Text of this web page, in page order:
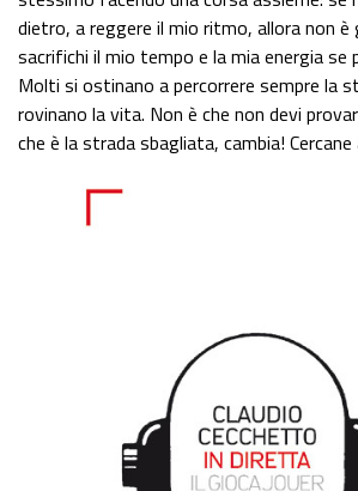
dietro, a reggere il mio ritmo, allora non è
sacrifichi il mio tempo e la mia energia se
Molti si ostinano a percorrere sempre la
rovinano la vita. Non è che non devi
che è la strada sbagliata, cambia!